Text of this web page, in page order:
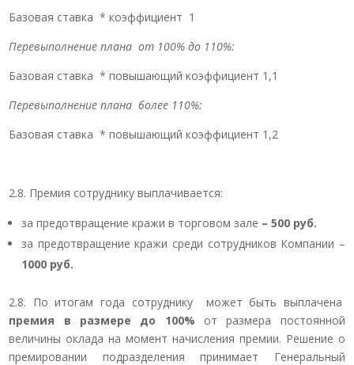
Базовая ставка * коэффициент 1
Перевыполнение плана от 100% до 110%:
Базовая ставка * повышающий коэффициент 1,1
Перевыполнение плана более 110%:
Базовая ставка * повышающий коэффициент 1,2
2.8. Премия сотруднику выплачивается:
за предотвращение кражи в торговом зале – 500 руб.
за предотвращение кражи среди сотрудников Компании –
1000 руб.
2.8. По итогам года сотруднику может быть выплачена
премия в размере до 100% от размера постоянной
величины оклада на момент начисления премии. Решение о
премировании подразделения принимает Генеральный